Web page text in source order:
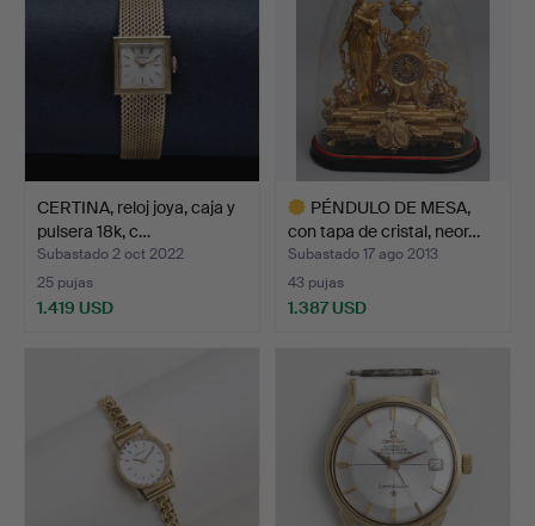
CERTINA, reloj joya, caja y
pulsera 18k, c…
Subastado 2 oct 2022
25 pujas
1.419 USD
PÉNDULO DE MESA,
con tapa de cristal, neor…
Subastado 17 ago 2013
43 pujas
1.387 USD
seleccionado